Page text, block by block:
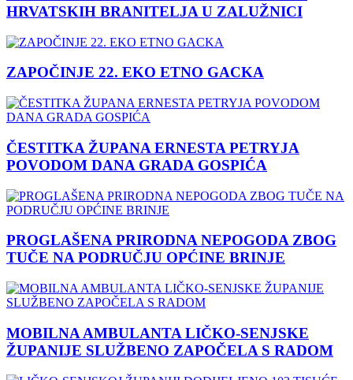
HRVATSKIH BRANITELJA U ZALUŽNICI
ZAPOČINJE 22. EKO ETNO GACKA
ČESTITKA ŽUPANA ERNESTA PETRYJA
POVODOM DANA GRADA GOSPIĆA
PROGLAŠENA PRIRODNA NEPOGODA ZBOG
TUČE NA PODRUČJU OPĆINE BRINJE
MOBILNA AMBULANTA LIČKO-SENJSKE
ŽUPANIJE SLUŽBENO ZAPOČELA S RADOM